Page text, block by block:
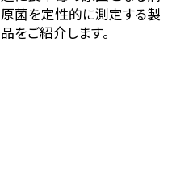
原菌を定性的に測定する製
品をご紹介します。